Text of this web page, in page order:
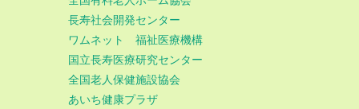
長寿社会開発センター
ワムネット 福祉医療機構
国立長寿医療研究センター
全国老人保健施設協会
あいち健康プラザ